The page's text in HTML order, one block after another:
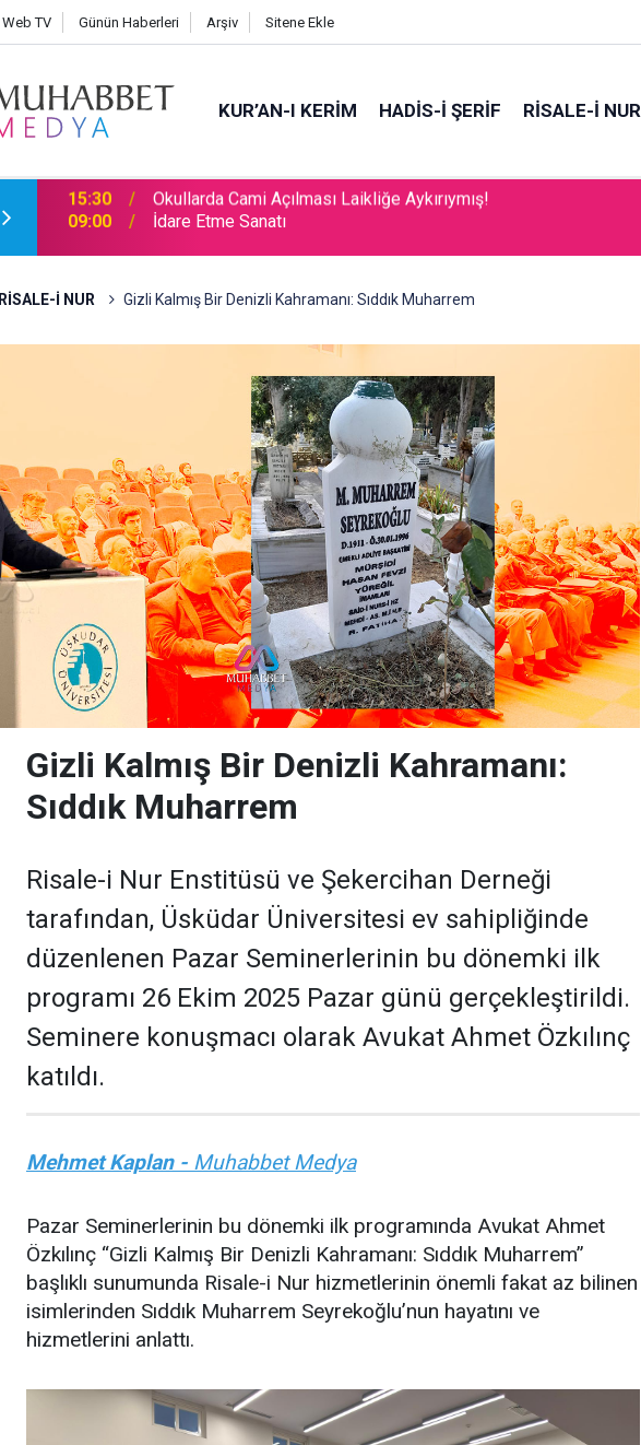
Web TV Günün Haberleri Arşiv Sitene Ekle
KUR’AN-I KERİM HADİS-İ ŞERİF RİSALE-İ NUR
09:00 İdare Etme Sanatı
RİSALE-İ NUR Gizli Kalmış Bir Denizli Kahramanı: Sıddık Muharrem
Gizli Kalmış Bir Denizli Kahramanı:
Sıddık Muharrem
Risale-i Nur Enstitüsü ve Şekercihan Derneği
tarafından, Üsküdar Üniversitesi ev sahipliğinde
düzenlenen Pazar Seminerlerinin bu dönemki ilk
programı 26 Ekim 2025 Pazar günü gerçekleştirildi.
Seminere konuşmacı olarak Avukat Ahmet Özkılınç
katıldı.
Mehmet Kaplan - Muhabbet Medya
Pazar Seminerlerinin bu dönemki ilk programında Avukat Ahmet
Özkılınç “Gizli Kalmış Bir Denizli Kahramanı: Sıddık Muharrem”
başlıklı sunumunda Risale-i Nur hizmetlerinin önemli fakat az bilinen
isimlerinden Sıddık Muharrem Seyrekoğlu’nun hayatını ve
hizmetlerini anlattı.